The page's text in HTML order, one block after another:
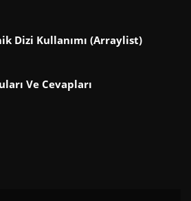
Dizi Kullanımı (Arraylist)
Ve Cevapları